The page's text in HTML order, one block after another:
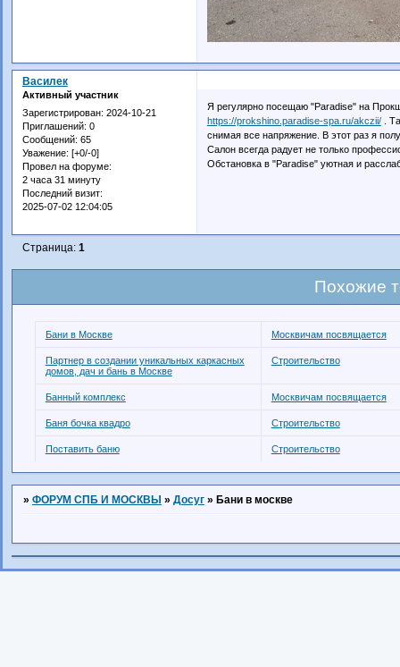
Василек
Активный участник
Зарегистрирован: 2024-10-21
Приглашений: 0
Сообщений: 65
Уважение: [+0/-0]
Провел на форуме:
2 часа 31 минуту
Последний визит:
2025-07-02 12:04:05
Я регулярно посещаю "Paradise" на
https://prokshino.paradise-spa.ru/akczii/.
снимая все напряжение. В этот раз я
Салон всегда радует не только
Обстановка в "Paradise" уютная и
Страница: 1
Похожие
Бани в Москве Москвичам посвящается
Партнер в создании уникальных каркасных
домов, дач и бань в Москве
Строительство
Банный комплекс Москвичам посвящается
Баня бочка квадро Строительство
Поставить баню Строительство
» ФОРУМ СПБ И МОСКВЫ » Досуг » Бани в москве